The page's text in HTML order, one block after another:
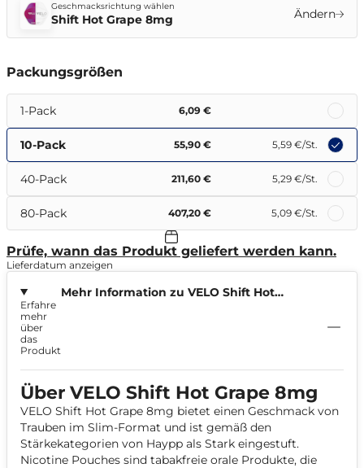
Geschmacksrichtung wählen
Shift Hot Grape 8mg Ändern
Packungsgrößen
1-Pack 6,09 €
10-Pack 55,90 € 5,59 €/St.
40-Pack 211,60 € 5,29 €/St.
80-Pack 407,20 € 5,09 €/St.
Prüfe, wann das Produkt geliefert werden kann.
Lieferdatum anzeigen
Mehr Information zu VELO Shift Hot
Erfahre
mehr
über
das
Produkt
Über VELO Shift Hot Grape 8mg
VELO Shift Hot Grape 8mg bietet einen Geschmack von
Trauben im Slim-Format und ist gemäß den
Stärkekategorien von Haypp als Stark eingestuft.
Nicotine Pouches sind tabakfreie orale Produkte, die